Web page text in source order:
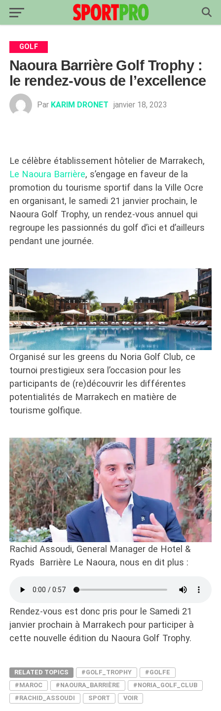
GOLF
Naoura Barrière Golf Trophy :
le rendez-vous de l’excellence
Par KARIM DRONET janvier 18, 2023
Le célèbre établissement hôtelier de Marrakech,
Le Naoura Barrière, s’engage en faveur de la
promotion du tourisme sportif dans la Ville Ocre
en organisant, le samedi 21 janvier prochain, le
Naoura Golf Trophy, un rendez-vous annuel qui
regroupe les passionnés du golf d’ici et d’ailleurs
pendant une journée.
Organisé sur les greens du Noria Golf Club, ce
tournoi prestigieux sera l’occasion pour les
participants de (re)découvrir les différentes
potentialités de Marrakech en matière de
tourisme golfique.
Rachid Assoudi, General Manager de Hotel &
Ryads Barrière Le Naoura, nous en dit plus :
Rendez-vous est donc pris pour le Samedi 21
janvier prochain à Marrakech pour participer à
cette nouvelle édition du Naoura Golf Trophy.
RELATED TOPICS #GOLF_TROPHY
#GOLFE
#MAROC
#NAOURA_BARRIÈRE
#NORIA_GOLF_CLUB
#RACHID_ASSOUDI
SPORT VOIR